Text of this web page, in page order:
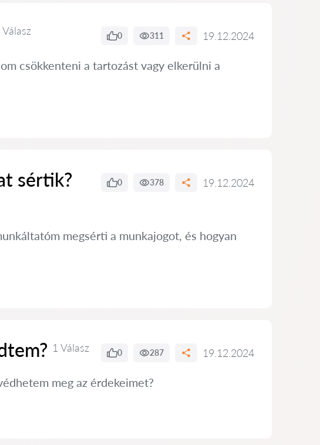
Válasz 0 311 19.12.2024
csökkenteni a tartozást vagy elkerülni a
sértik? 0 378 19.12.2024
megsérti a munkajogot, és hogyan
1 Válasz 0 287 19.12.2024
meg az érdekeimet?